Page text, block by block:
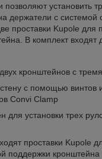
установить
держатели с системой
проставки Kupole для
В комплект входят
кронштейнов с
с помощью винтов
Convi Clamp
для установки трех
проставки Kupole
поддержки кронштейна